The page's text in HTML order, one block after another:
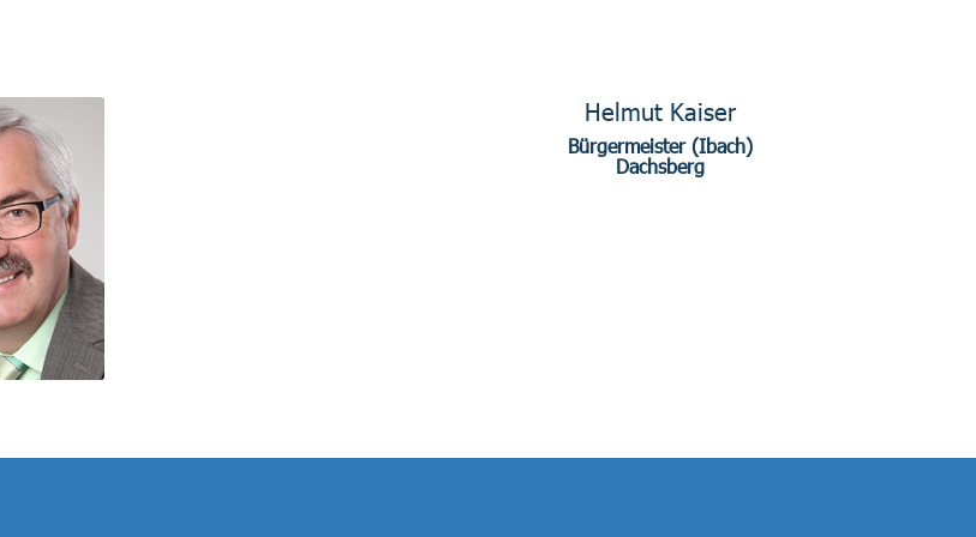
Helmut Kaiser
Bürgermeister (Ibach)
Dachsberg